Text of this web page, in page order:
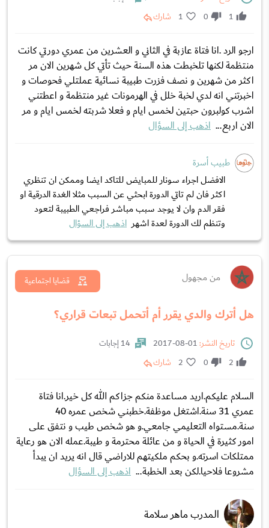
1
0
1 شارك
ارجو الرد .انا فتاة عازبة في الثاني و العشرين من عمري دورتي كانت
منتظمة لكنها تلخبطت هذه السنة حيث تأتي كل شهرين الان مر
اكثر من شهرين و نصف فزرت طبيبة نسائية عملتلي فحوصات و
اخبرتني انه لدي لخبة خلل في الهرمونات غير منتظمة و اعطتني
اشرب كولبرون حبتين لخمس ايام و فعلا شربته لخمس ايام و مر
الان اربع... اذهب إلى السؤال
طبيب أسرة
الافضل اجراء سونار للمبايض للتاكد ايضا وممكن ان تنظري
اكثر فان لم تاتي الدورة ابحثي عن السبب مثلا الغدة الدرقية او
فقر الدم وان لا يوجد سبب مباشر فراجعي الطبيبة لتعود
وتنظم لك الدورة لعدة اشهر اذهب إلى السؤال
من مجهول
هل أترك والدي يقرر أم أتحمل تبعات قراري؟
قضايا اجتماعية
تاريخ النشر:
14 إجابات
2
0
2 شارك
السلام عليكم.اريد مساعدة منكم جزاكم الله كل خير.انا فتاة
عمري 31 سنة.اشتغل موظفة.خطبني شخص عمره 40
سنة.مستواه التعليمي جامعي.و هو شخص طيب و نتفق على
امور كثيرة في الحياة و من عائلة محترمة و طيبة.عمله الان هو رعاية
ممتلكات اسرته.و بحكم ملكيتهم للاراضي قال انه يريد ان يبدأ
مشروعا فلاحيا.لكن بعد الخطبة... اذهب إلى السؤال
المدرب ماهر سلامة